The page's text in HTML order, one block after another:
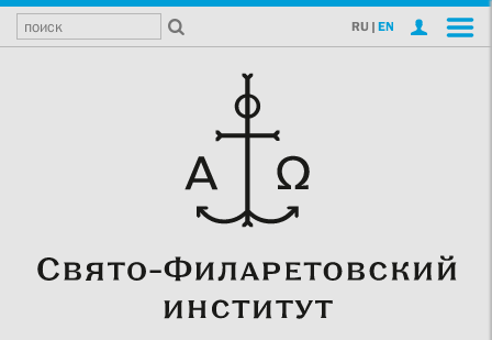
RU | EN